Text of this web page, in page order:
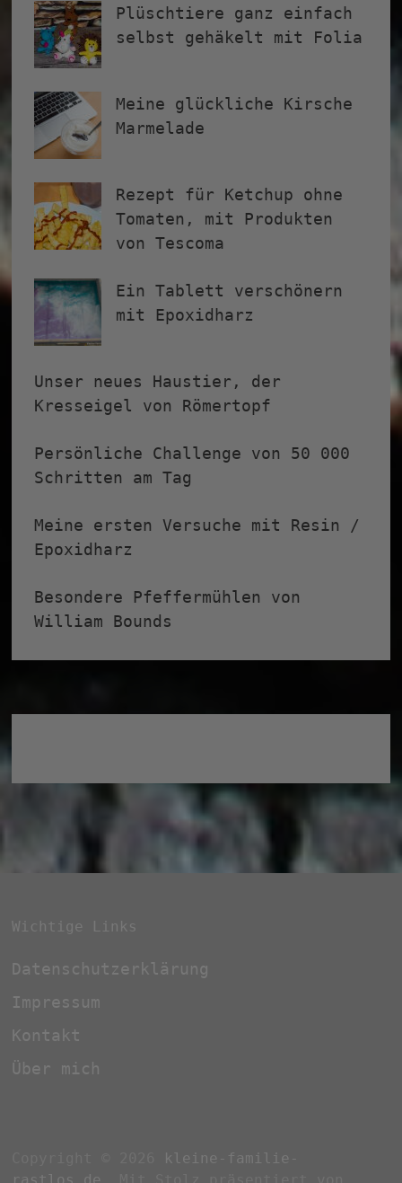
Plüschtiere ganz einfach
selbst gehäkelt mit Folia
Meine glückliche Kirsche
Marmelade
Rezept für Ketchup ohne
Tomaten, mit Produkten
von Tescoma
Ein Tablett verschönern
mit Epoxidharz
Unser neues Haustier, der
Kresseigel von Römertopf
Persönliche Challenge von 50 000
Schritten am Tag
Meine ersten Versuche mit Resin /
Epoxidharz
Besondere Pfeffermühlen von
William Bounds
Wichtige Links
Datenschutzerklärung
Impressum
Kontakt
Über mich
kleine-familie-